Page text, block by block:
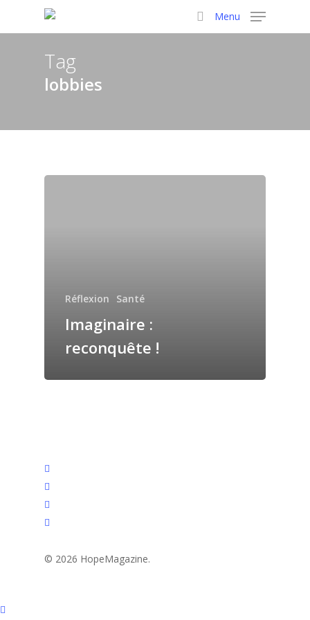
search
Menu
Tag
lobbies
Réflexion Santé
Imaginaire :
reconquête !
facebook
youtube
RSS
instagram
© 2026 HopeMagazine.